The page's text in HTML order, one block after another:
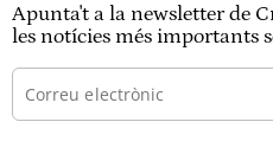
Apunta't a la newsletter de
les notícies més importants